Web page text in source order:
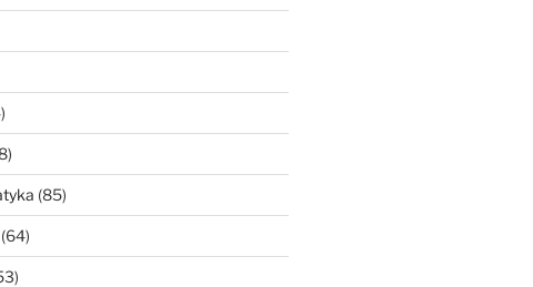
(85)
(64)